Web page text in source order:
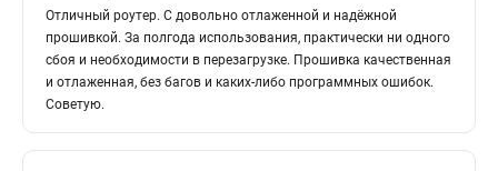
Отличный роутер. С довольно отлаженной и надёжной
прошивкой. За полгода использования, практически ни одного
сбоя и необходимости в перезагрузке. Прошивка качественная
и отлаженная, без багов и каких-либо программных ошибок.
Советую.